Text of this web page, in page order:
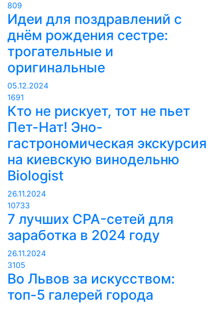
809
Идеи для поздравлений с
днём рождения сестре:
трогательные и
оригинальные
05.12.2024
1691
Кто не рискует, тот не пьет
Пет-Нат! Эно-
гастрономическая экскурсия
на киевскую винодельню
Biologist
26.11.2024
10733
7 лучших CPA-сетей для
заработка в 2024 году
26.11.2024
3105
Во Львов за искусством:
топ-5 галерей города